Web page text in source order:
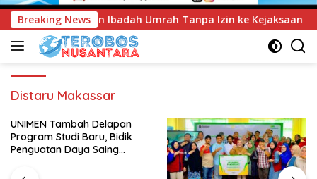
Breaking News
Tanpa Izin ke Kejaksaan UNIMEN Tambah
Distaru Makassar
UNIMEN Tambah Delapan
Program Studi Baru, Bidik
Penguatan Daya Saing